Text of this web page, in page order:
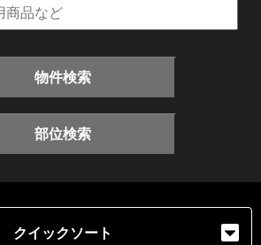
物件検索
部位検索
クイックソート